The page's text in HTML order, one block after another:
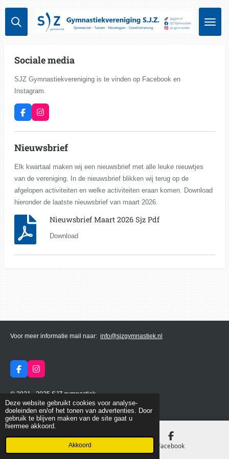
Deze website gebruikt cookies voor analyse-
doeleinden en/of het tonen van advertenties. Door
gebruik te blijven maken van de site gaat u
hiermee akkoord.
Akkoord
Ga
direct
naar
de
hoofdinhoud
Sociale media
SJZ Gymnastiekvereniging is te vinden op Facebook en
Instagram.
F
a
c
b
k
I
n
s
a
a
m
Nieuwsbrief
Elk kwartaal maken wij een nieuwsbrief met alle leuke nieuwtjes
van de vereniging. In de nieuwsbrief blikken wij terug op de
afgelopen activiteiten en welke activiteiten eraan komen. Download
hieronder de laatste nieuwsbrief van maart 2026.
Nieuwsbrief Maart 2026 Sjz Pdf
Download
Voor meer informatie mail naar: info@sjzgymnastiek.nl
F
a
e
b
o
o
k
I
n
t
a
g
r
a
© 2021 - 2025 SJZ gymnastiek
Powered byJouwWeb
E-mailadres Facebook